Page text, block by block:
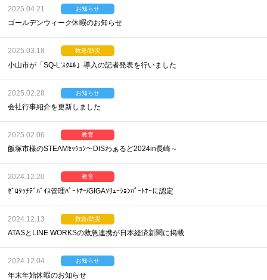
2025.04.21 お知らせ
ゴールデンウィーク休暇のお知らせ
2025.03.18 救急/防災
小山市が「SQ-L:ｽｸｴﾙ」導入の記者発表を行いました
2025.02.28 お知らせ
会社行事紹介を更新しました
2025.02.06 教育
飯塚市様のSTEAMｾｯｼｮﾝ～DISわぁるど2024in長崎～
2024.12.20 教育
ｾﾞﾛﾀｯﾁﾃﾞﾊﾞｲｽ管理ﾊﾟｰﾄﾅｰ/GIGAｿﾘｭｰｼｮﾝﾊﾟｰﾄﾅｰに認定
2024.12.13 救急/防災
ATASとLINE WORKSの救急連携が日本経済新聞に掲載
2024.12.04 お知らせ
年末年始休暇のお知らせ